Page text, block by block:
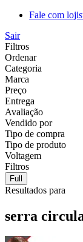
Fale com
Sair
Filtros
Ordenar
Categoria
Marca
Preço
Entrega
Avaliação
Vendido por
Tipo de compra
Tipo de produto
Voltagem
Filtros
Full
Resultados para
serra